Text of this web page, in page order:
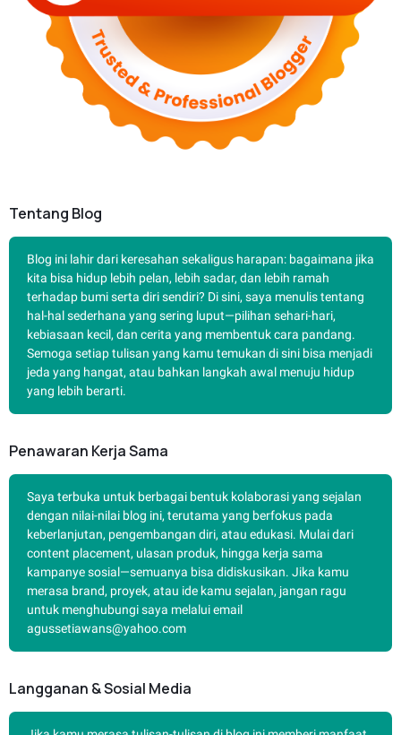
Tentang Blog
Blog ini lahir dari keresahan sekaligus harapan: bagaimana jika
kita bisa hidup lebih pelan, lebih sadar, dan lebih ramah
terhadap bumi serta diri sendiri? Di sini, saya menulis tentang
hal-hal sederhana yang sering luput—pilihan sehari-hari,
kebiasaan kecil, dan cerita yang membentuk cara pandang.
Semoga setiap tulisan yang kamu temukan di sini bisa menjadi
jeda yang hangat, atau bahkan langkah awal menuju hidup
yang lebih berarti.
Penawaran Kerja Sama
Saya terbuka untuk berbagai bentuk kolaborasi yang sejalan
dengan nilai-nilai blog ini, terutama yang berfokus pada
keberlanjutan, pengembangan diri, atau edukasi. Mulai dari
content placement, ulasan produk, hingga kerja sama
kampanye sosial—semuanya bisa didiskusikan. Jika kamu
merasa brand, proyek, atau ide kamu sejalan, jangan ragu
untuk menghubungi saya melalui email
agussetiawans@yahoo.com
Langganan & Sosial Media